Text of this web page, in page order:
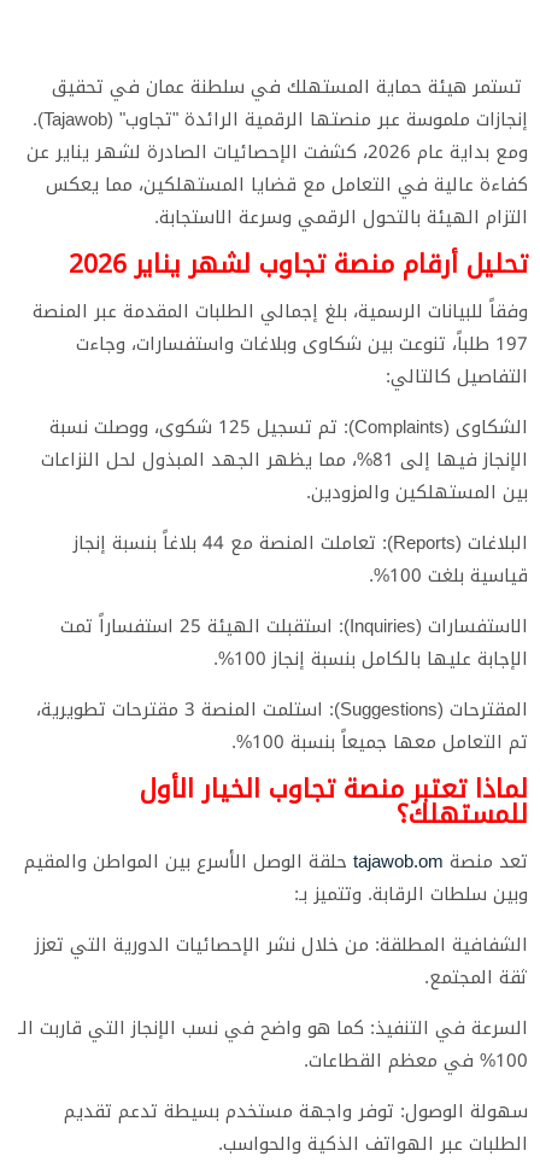
تستمر هيئة حماية المستهلك في سلطنة عمان في تحقيق
إنجازات ملموسة عبر منصتها الرقمية الرائدة "تجاوب" (Tajawob).
ومع بداية عام 2026، كشفت الإحصائيات الصادرة لشهر يناير عن
كفاءة عالية في التعامل مع قضايا المستهلكين، مما يعكس
التزام الهيئة بالتحول الرقمي وسرعة الاستجابة.
​تحليل أرقام منصة تجاوب لشهر يناير 2026
​وفقاً للبيانات الرسمية، بلغ إجمالي الطلبات المقدمة عبر المنصة
197 طلباً، تنوعت بين شكاوى وبلاغات واستفسارات، وجاءت
التفاصيل كالتالي:
​الشكاوى (Complaints): تم تسجيل 125 شكوى، ووصلت نسبة
الإنجاز فيها إلى 81%، مما يظهر الجهد المبذول لحل النزاعات
بين المستهلكين والمزودين.
​البلاغات (Reports): تعاملت المنصة مع 44 بلاغاً بنسبة إنجاز
قياسية بلغت 100%.
​الاستفسارات (Inquiries): استقبلت الهيئة 25 استفساراً تمت
الإجابة عليها بالكامل بنسبة إنجاز 100%.
​المقترحات (Suggestions): استلمت المنصة 3 مقترحات تطويرية،
تم التعامل معها جميعاً بنسبة 100%.
​لماذا تعتبر منصة تجاوب الخيار الأول
للمستهلك؟
​تعد منصة tajawob.om حلقة الوصل الأسرع بين المواطن والمقيم
وبين سلطات الرقابة. وتتميز بـ:
​الشفافية المطلقة: من خلال نشر الإحصائيات الدورية التي تعزز
ثقة المجتمع.
​السرعة في التنفيذ: كما هو واضح في نسب الإنجاز التي قاربت الـ
100% في معظم القطاعات.
​سهولة الوصول: توفر واجهة مستخدم بسيطة تدعم تقديم
الطلبات عبر الهواتف الذكية والحواسب.